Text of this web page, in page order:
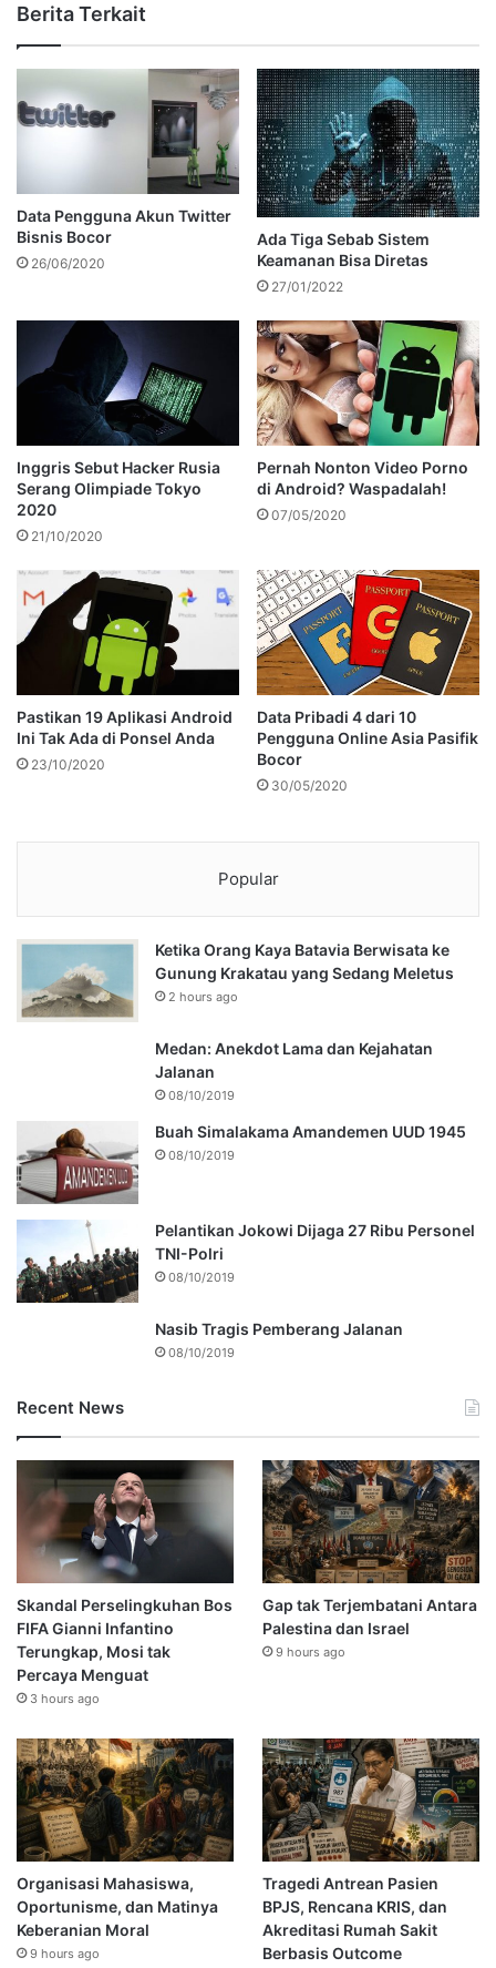
Berita Terkait
Data Pengguna Akun Twitter
Bisnis Bocor
26/06/2020
Ada Tiga Sebab Sistem
Keamanan Bisa Diretas
27/01/2022
Inggris Sebut Hacker Rusia
Serang Olimpiade Tokyo
2020
21/10/2020
Pernah Nonton Video Porno
di Android? Waspadalah!
07/05/2020
Pastikan 19 Aplikasi Android
Ini Tak Ada di Ponsel Anda
23/10/2020
Data Pribadi 4 dari 10
Pengguna Online Asia Pasifik
Bocor
30/05/2020
Popular
Ketika Orang Kaya Batavia Berwisata ke
Gunung Krakatau yang Sedang Meletus
2 hours ago
Medan: Anekdot Lama dan Kejahatan
Jalanan
08/10/2019
Buah Simalakama Amandemen UUD 1945
08/10/2019
Pelantikan Jokowi Dijaga 27 Ribu Personel
TNI-Polri
08/10/2019
Nasib Tragis Pemberang Jalanan
08/10/2019
Recent News
Skandal Perselingkuhan Bos
FIFA Gianni Infantino
Terungkap, Mosi tak
Percaya Menguat
3 hours ago
Gap tak Terjembatani Antara
Palestina dan Israel
9 hours ago
Organisasi Mahasiswa,
Oportunisme, dan Matinya
Keberanian Moral
9 hours ago
Tragedi Antrean Pasien
BPJS, Rencana KRIS, dan
Akreditasi Rumah Sakit
Berbasis Outcome